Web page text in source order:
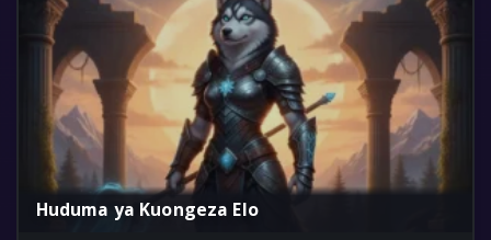
Huduma ya Kuongeza Elo